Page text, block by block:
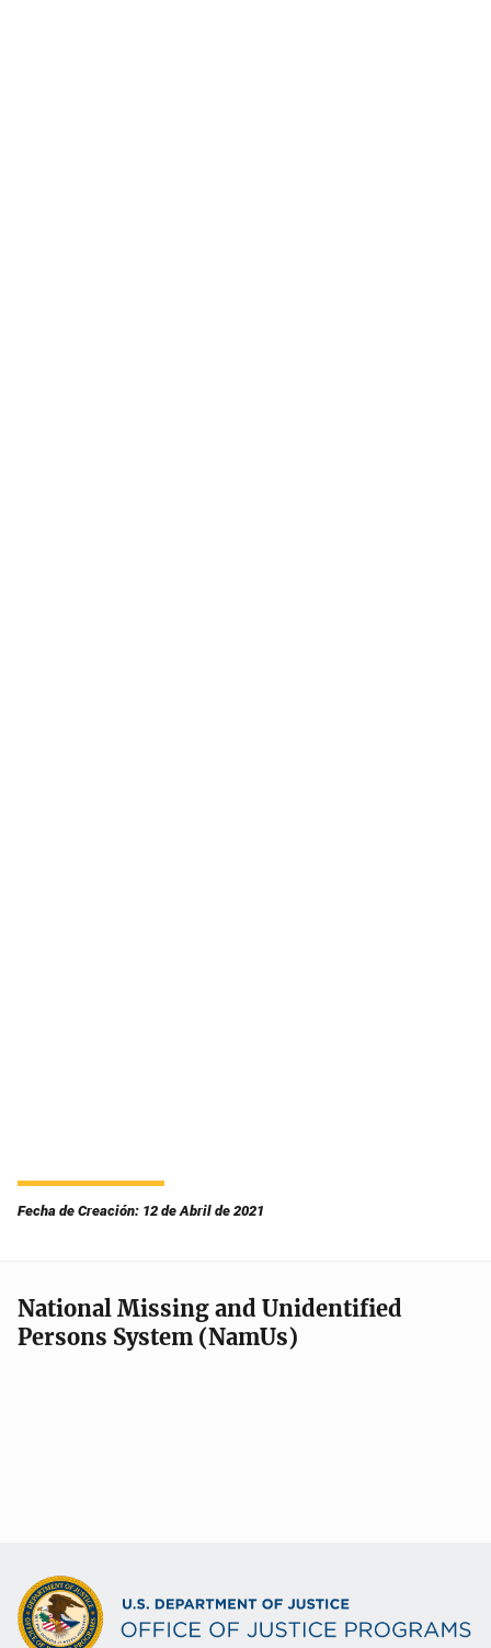
Fecha de Creación: 12 de Abril de 2021
National Missing and Unidentified
Persons System (NamUs)